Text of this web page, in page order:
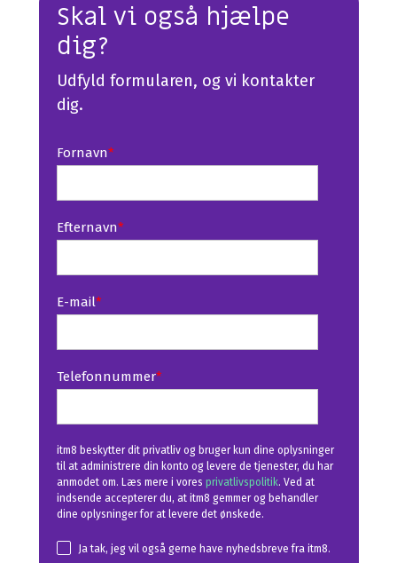
Skal vi også hjælpe
dig?
Udfyld formularen, og vi kontakter
dig.
Fornavn*
Efternavn*
E-mail*
Telefonnummer*
itm8 beskytter dit privatliv og bruger kun dine oplysninger
til at administrere din konto og levere de tjenester, du har
anmodet om. Læs mere i vores privatlivspolitik. Ved at
indsende accepterer du, at itm8 gemmer og behandler
dine oplysninger for at levere det ønskede.
Ja tak, jeg vil også gerne have nyhedsbreve fra itm8.